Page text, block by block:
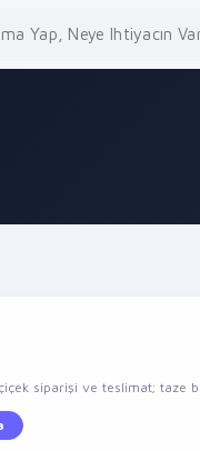
siparişi ve teslimat; taze